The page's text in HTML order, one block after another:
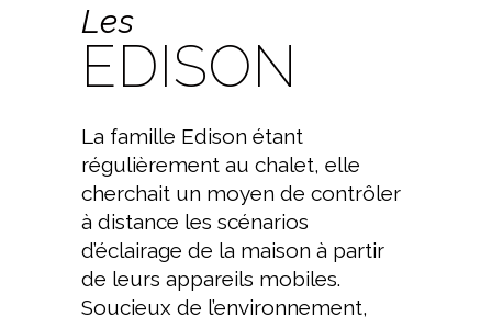
Les
EDISON
La famille Edison étant
régulièrement au chalet, elle
cherchait un moyen de contrôler
à distance les scénarios
d’éclairage de la maison à partir
de leurs appareils mobiles.
Soucieux de l’environnement,